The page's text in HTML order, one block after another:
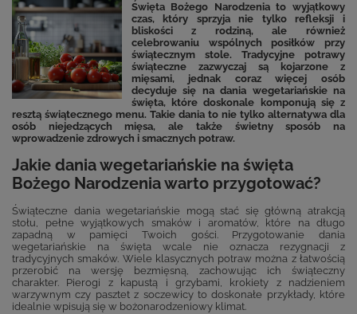
Święta Bożego Narodzenia to wyjątkowy
czas, który sprzyja nie tylko refleksji i
bliskości z rodziną, ale również
celebrowaniu wspólnych posiłków przy
świątecznym stole. Tradycyjne potrawy
świąteczne zazwyczaj są kojarzone z
mięsami, jednak coraz więcej osób
decyduje się na dania wegetariańskie na
święta, które doskonale komponują się z
resztą świątecznego menu. Takie dania to nie tylko alternatywa dla
osób niejedzących mięsa, ale także świetny sposób na
wprowadzenie zdrowych i smacznych potraw.
Jakie dania wegetariańskie na święta
Bożego Narodzenia warto przygotować?
Świąteczne dania wegetariańskie mogą stać się główną atrakcją
stołu, pełne wyjątkowych smaków i aromatów, które na długo
zapadną w pamięci Twoich gości. Przygotowanie dania
wegetariańskie na święta wcale nie oznacza rezygnacji z
tradycyjnych smaków. Wiele klasycznych potraw można z łatwością
przerobić na wersję bezmięsną, zachowując ich świąteczny
charakter. Pierogi z kapustą i grzybami, krokiety z nadzieniem
warzywnym czy pasztet z soczewicy to doskonałe przykłady, które
idealnie wpisują się w bożonarodzeniowy klimat.